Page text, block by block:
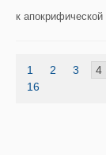
к апокрифической
1 2 3 4
16